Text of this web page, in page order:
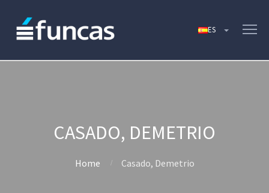
CASADO, DEMETRIO
Home Casado, Demetrio